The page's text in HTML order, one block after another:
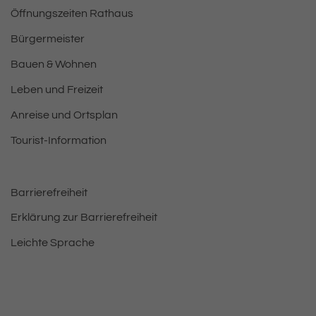
Öffnungszeiten Rathaus
Bürgermeister
Bauen & Wohnen
Leben und Freizeit
Anreise und Ortsplan
Tourist-Information
Barrierefreiheit
Erklärung zur Barrierefreiheit
Leichte Sprache